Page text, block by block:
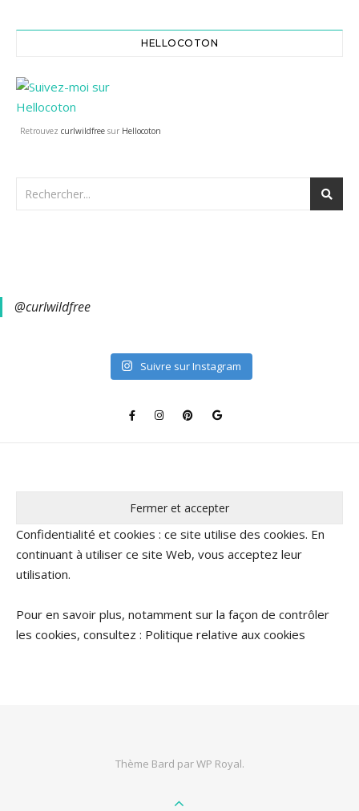
HELLOCOTON
Retrouvez curlwildfree sur Hellocoton
@curlwildfree
Suivre sur Instagram
Confidentialité et cookies : ce site utilise des cookies. En
continuant à utiliser ce site Web, vous acceptez leur
utilisation.
Pour en savoir plus, notamment sur la façon de contrôler
les cookies, consultez : Politique relative aux cookies
Thème Bard parWP Royal.